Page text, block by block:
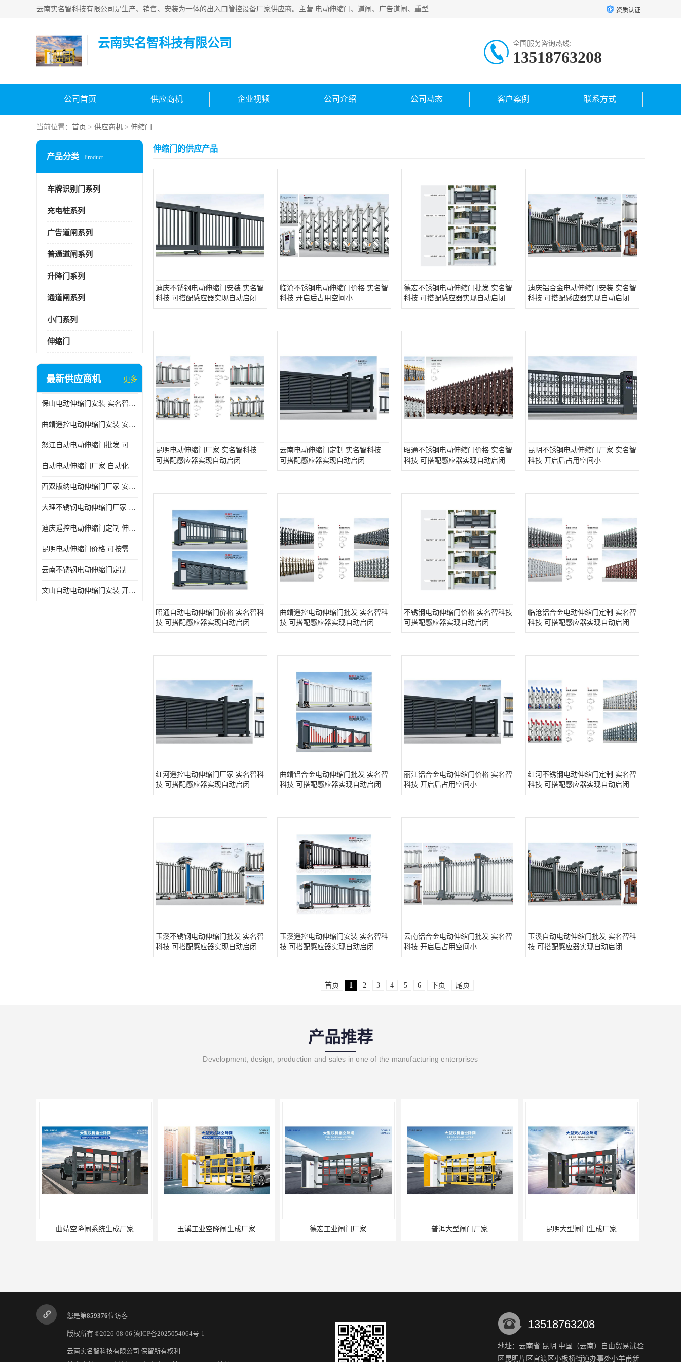
云南实名智科技有限公司是生产、销售、安装为一体的出入口管控设备厂家供应商。主营:电动伸缩门、道闸、广告道闸、重型空降闸、车牌识别、门禁通道、升降柱、岗亭、旗杆等智能设备。主营产品: 电动伸缩门,道闸门禁,车牌识别 生产、销售、安装为一体的出入口管控设备厂家源头供应商。 资质认证
云南实名智科技有限公司 全国服务咨询热线:
13518763208
公司首页 供应商机 企业视频 公司介绍 公司动态 客户案例 联系方式
当前位置： 首页 > 供应商机 > 伸缩门
产品分类 Product
车牌识别门系列
充电桩系列
广告道闸系列
普通道闸系列
升降门系列
通道闸系列
小门系列
伸缩门
最新供应商机 更多
保山电动伸缩门安装 实名智科技 安全性高
曲靖遥控电动伸缩门安装 安全性高
怒江自动电动伸缩门批发 可按需定制
自动电动伸缩门厂家 自动化操作
西双版纳电动伸缩门厂家 安全性高
大理不锈钢电动伸缩门厂家 适合狭窄通道
迪庆遥控电动伸缩门定制 伸缩结构设计
昆明电动伸缩门价格 可按需定制
云南不锈钢电动伸缩门定制 自动化操作
文山自动电动伸缩门安装 开启后占用空间小
伸缩门的供应产品
迪庆不锈钢电动伸缩门安装 实名智
科技 可搭配感应器实现自动启闭
临沧不锈钢电动伸缩门价格 实名智
科技 开启后占用空间小
德宏不锈钢电动伸缩门批发 实名智
科技 可搭配感应器实现自动启闭
迪庆铝合金电动伸缩门安装 实名智
科技 可搭配感应器实现自动启闭
昆明电动伸缩门厂家 实名智科技
可搭配感应器实现自动启闭
云南电动伸缩门定制 实名智科技
可搭配感应器实现自动启闭
昭通不锈钢电动伸缩门价格 实名智
科技 可搭配感应器实现自动启闭
昆明不锈钢电动伸缩门厂家 实名智
科技 开启后占用空间小
昭通自动电动伸缩门价格 实名智科
技 可搭配感应器实现自动启闭
曲靖遥控电动伸缩门批发 实名智科
技 可搭配感应器实现自动启闭
不锈钢电动伸缩门价格 实名智科技
可搭配感应器实现自动启闭
临沧铝合金电动伸缩门定制 实名智
科技 可搭配感应器实现自动启闭
红河遥控电动伸缩门厂家 实名智科
技 可搭配感应器实现自动启闭
曲靖铝合金电动伸缩门批发 实名智
科技 可搭配感应器实现自动启闭
丽江铝合金电动伸缩门价格 实名智
科技 开启后占用空间小
红河不锈钢电动伸缩门定制 实名智
科技 可搭配感应器实现自动启闭
玉溪不锈钢电动伸缩门批发 实名智
科技 可搭配感应器实现自动启闭
玉溪遥控电动伸缩门安装 实名智科
技 可搭配感应器实现自动启闭
云南铝合金电动伸缩门批发 实名智
科技 开启后占用空间小
玉溪自动电动伸缩门批发 实名智科
技 可搭配感应器实现自动启闭
首页 1 2 3 4 5 6 下页 尾页
产品推荐
Development, design, production and sales in one of the manufacturing enterprises
曲靖空降闸系统生成厂家 玉溪工业空降闸生成厂家 德宏工业闸门厂家 普洱大型闸门厂家 昆明大型闸门生成厂家
您是第859376位访客
版权所有 ©2026-08-06 滇ICP备2025054064号-1
云南实名智科技有限公司 保留所有权利.
13518763208
地址：云南省 昆明 中国（云南）自由贸易试验
区昆明片区官渡区小板桥街道办事处小羊甫新